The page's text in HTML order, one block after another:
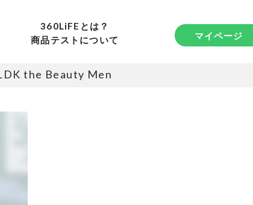
360LiFEとは？
商品テストについて
マイページ
the Beauty Men